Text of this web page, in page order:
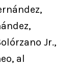
Jr.,
al